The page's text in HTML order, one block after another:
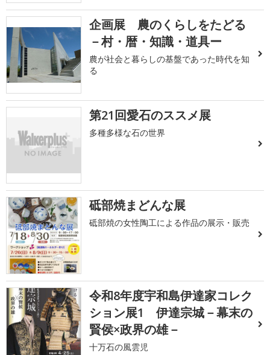
企画展 農のくらしをたどる
－村・暦・知識・道具ー
農が社会と暮らしの基盤であった時代を知
る
第21回愛石のススメ展
多種多様な石の世界
砥部焼まどんな展
砥部焼の女性陶工による作品の展示・販売
令和8年度宇和島伊達家コレク
ション展1 伊達宗城－幕末の
賢侯×政界の雄－
十万石の風雲児